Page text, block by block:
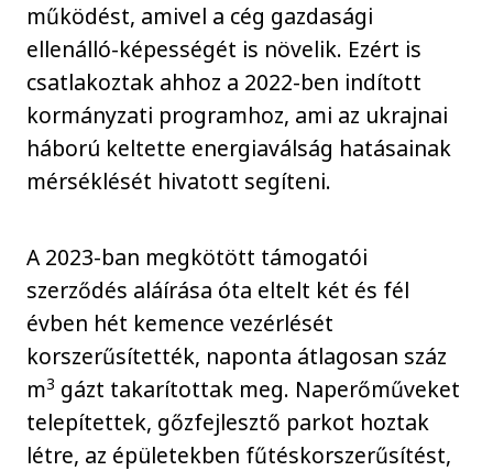
működést, amivel a cég gazdasági
ellenálló-képességét is növelik. Ezért is
csatlakoztak ahhoz a 2022-ben indított
kormányzati programhoz, ami az ukrajnai
háború keltette energiaválság hatásainak
mérséklését hivatott segíteni.
A 2023-ban megkötött támogatói
szerződés aláírása óta eltelt két és fél
évben hét kemence vezérlését
korszerűsítették, naponta átlagosan száz
m3 gázt takarítottak meg. Naperőműveket
telepítettek, gőzfejlesztő parkot hoztak
létre, az épületekben fűtéskorszerűsítést,